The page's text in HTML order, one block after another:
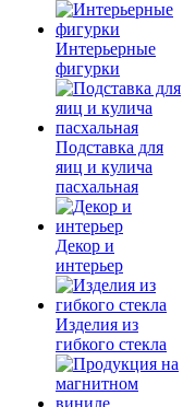
Интерьерные
фигурки
Подставка для
яиц и кулича
пасхальная
Декор и
интерьер
Изделия из
гибкого стекла